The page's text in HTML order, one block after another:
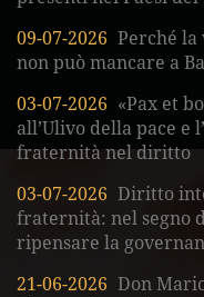
09-07-2026 Perché
non può mancare a
03-07-2026 «Pax et
all’Ulivo della pace e
fraternità nel diritto
03-07-2026 Diritto
fraternità: nel segno
ripensare la
21-06-2026 Don